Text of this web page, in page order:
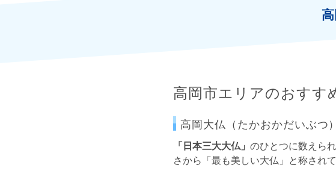
高岡市エリアのおすす
高岡大仏（たかおかだいぶつ）
「日本三大大仏」 のひとつに数えら
さから「最も美しい大仏」と称され